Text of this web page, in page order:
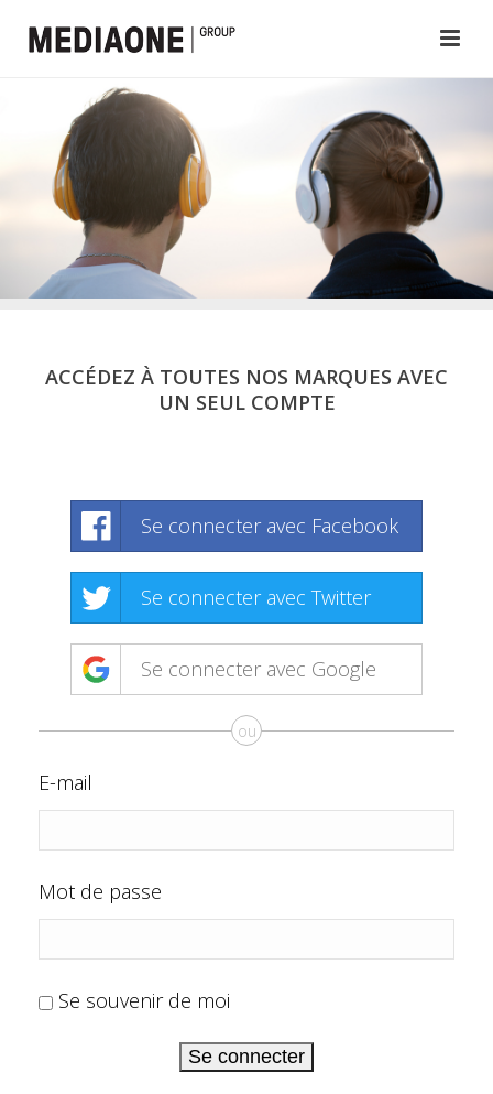
ACCÉDEZ À TOUTES NOS MARQUES AVEC
UN SEUL COMPTE
Se connecter avec Facebook
Se connecter avec Twitter
Se connecter avec Google
ou
E-mail
Mot de passe
Se souvenir de moi
Se connecter